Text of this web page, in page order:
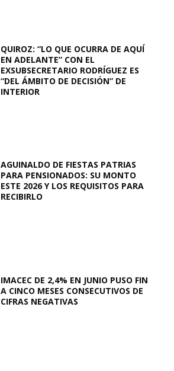
QUIROZ: “LO QUE OCURRA DE AQUÍ
EN ADELANTE” CON EL
EXSUBSECRETARIO RODRÍGUEZ ES
“DEL ÁMBITO DE DECISIÓN” DE
INTERIOR
AGUINALDO DE FIESTAS PATRIAS
PARA PENSIONADOS: SU MONTO
ESTE 2026 Y LOS REQUISITOS PARA
RECIBIRLO
IMACEC DE 2,4% EN JUNIO PUSO FIN
A CINCO MESES CONSECUTIVOS DE
CIFRAS NEGATIVAS